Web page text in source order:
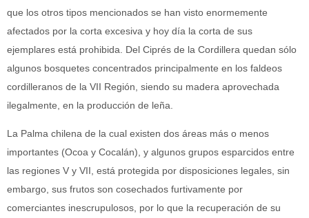
que los otros tipos mencionados se han visto enormemente
afectados por la corta excesiva y hoy día la corta de sus
ejemplares está prohibida. Del Ciprés de la Cordillera quedan sólo
algunos bosquetes concentrados principalmente en los faldeos
cordilleranos de la VII Región, siendo su madera aprovechada
ilegalmente, en la producción de leña.
La Palma chilena de la cual existen dos áreas más o menos
importantes (Ocoa y Cocalán), y algunos grupos esparcidos entre
las regiones V y VII, está protegida por disposiciones legales, sin
embargo, sus frutos son cosechados furtivamente por
comerciantes inescrupulosos, por lo que la recuperación de su